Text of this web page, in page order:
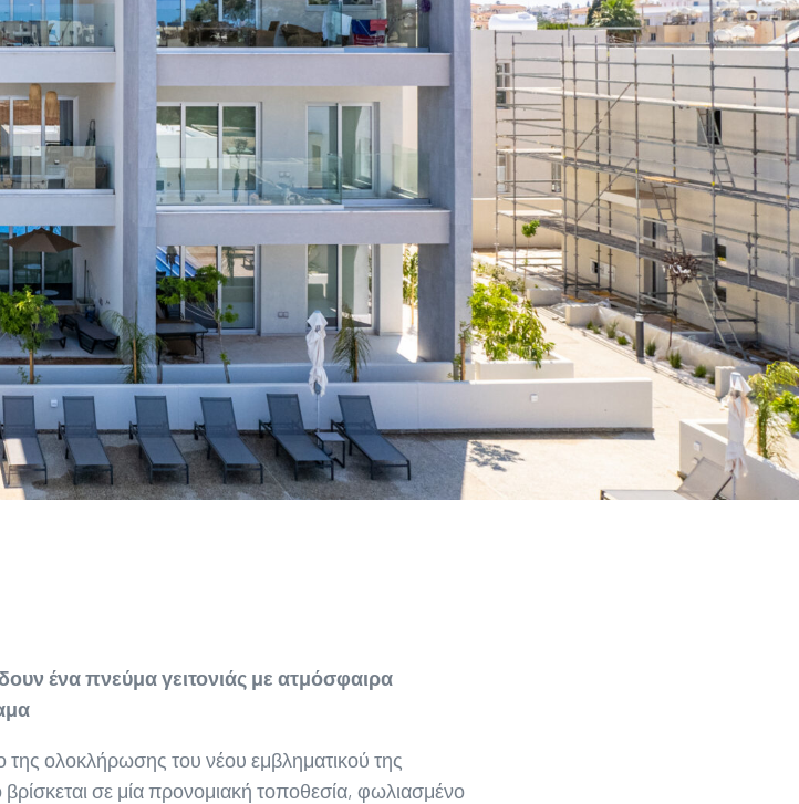
ένα πνεύμα γειτονιάς με ατμόσφαιρα
της ολοκλήρωσης του νέου εμβληματικού της
βρίσκεται σε μία προνομιακή τοποθεσία, φωλιασμένο